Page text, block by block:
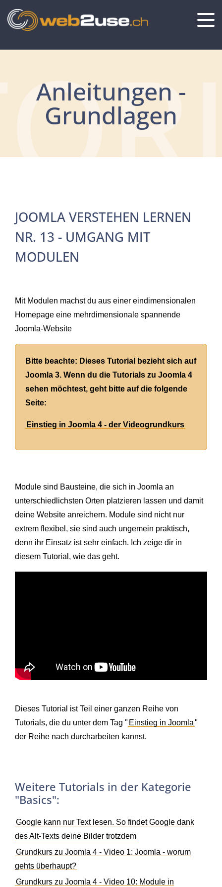
Anleitungen -
Grundlagen
JOOMLA VERSTEHEN LERNEN
NR. 13 - UMGANG MIT
MODULEN
Mit Modulen machst du aus einer eindimensionalen
Homepage eine mehrdimensionale spannende
Joomla-Website
Bitte beachte: Dieses Tutorial bezieht sich auf
Joomla 3. Wenn du die Tutorials zu Joomla 4
sehen möchtest, geht bitte auf die folgende
Seite:
Einstieg in Joomla 4 - der Videogrundkurs
Module sind Bausteine, die sich in Joomla an
unterschiedlichsten Orten platzieren lassen und damit
deine Website anreichern. Module sind nicht nur
extrem flexibel, sie sind auch ungemein praktisch,
denn ihr Einsatz ist sehr einfach. Ich zeige dir in
diesem Tutorial, wie das geht.
Dieses Tutorial ist Teil einer ganzen Reihe von
Tutorials, die du unter dem Tag " Einstieg in Joomla"
der Reihe nach durcharbeiten kannst.
Weitere Tutorials in der Kategorie
"Basics":
Google kann nur Text lesen. So findet Google dank
des Alt-Texts deine Bilder trotzdem
Grundkurs zu Joomla 4 - Video 1: Joomla - worum
gehts überhaupt?
Grundkurs zu Joomla 4 - Video 10: Module in